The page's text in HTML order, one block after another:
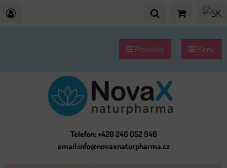
Produkty Menu
Telefon: +420 246 052 946
email:info@novaxnaturpharma.cz